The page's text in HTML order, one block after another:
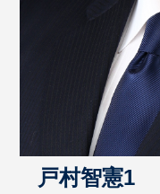
戸村智憲1